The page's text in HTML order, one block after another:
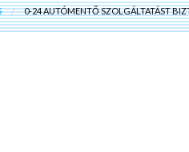
0-24 AUTÓMENTŐ SZOLGÁLTATÁST